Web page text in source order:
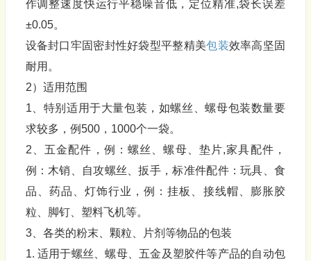
作调整速度快运行平稳噪音低，定位精准,袋长误差
±0.05。
设备封口牢固密封性好袋型平整精美包装效率高坚固
耐用。
2）适用范围
1、特别适用于大量包装，如螺丝、螺母包装数量要
求较多，例500，1000个一袋。
2、五金配件，例：螺丝、螺母、垫片,家具配件，
例：木销、自攻螺丝、扳手，标准件配件：玩具、食
品、药品、灯饰行业，例：挂板、接线帽、膨胀胶
粒、脚钉、塑料飞机等。
3、各类的粉末、颗粒、片剂等物品的包装
1. 适用于螺丝、螺母、五金及塑胶件等产品的自动包